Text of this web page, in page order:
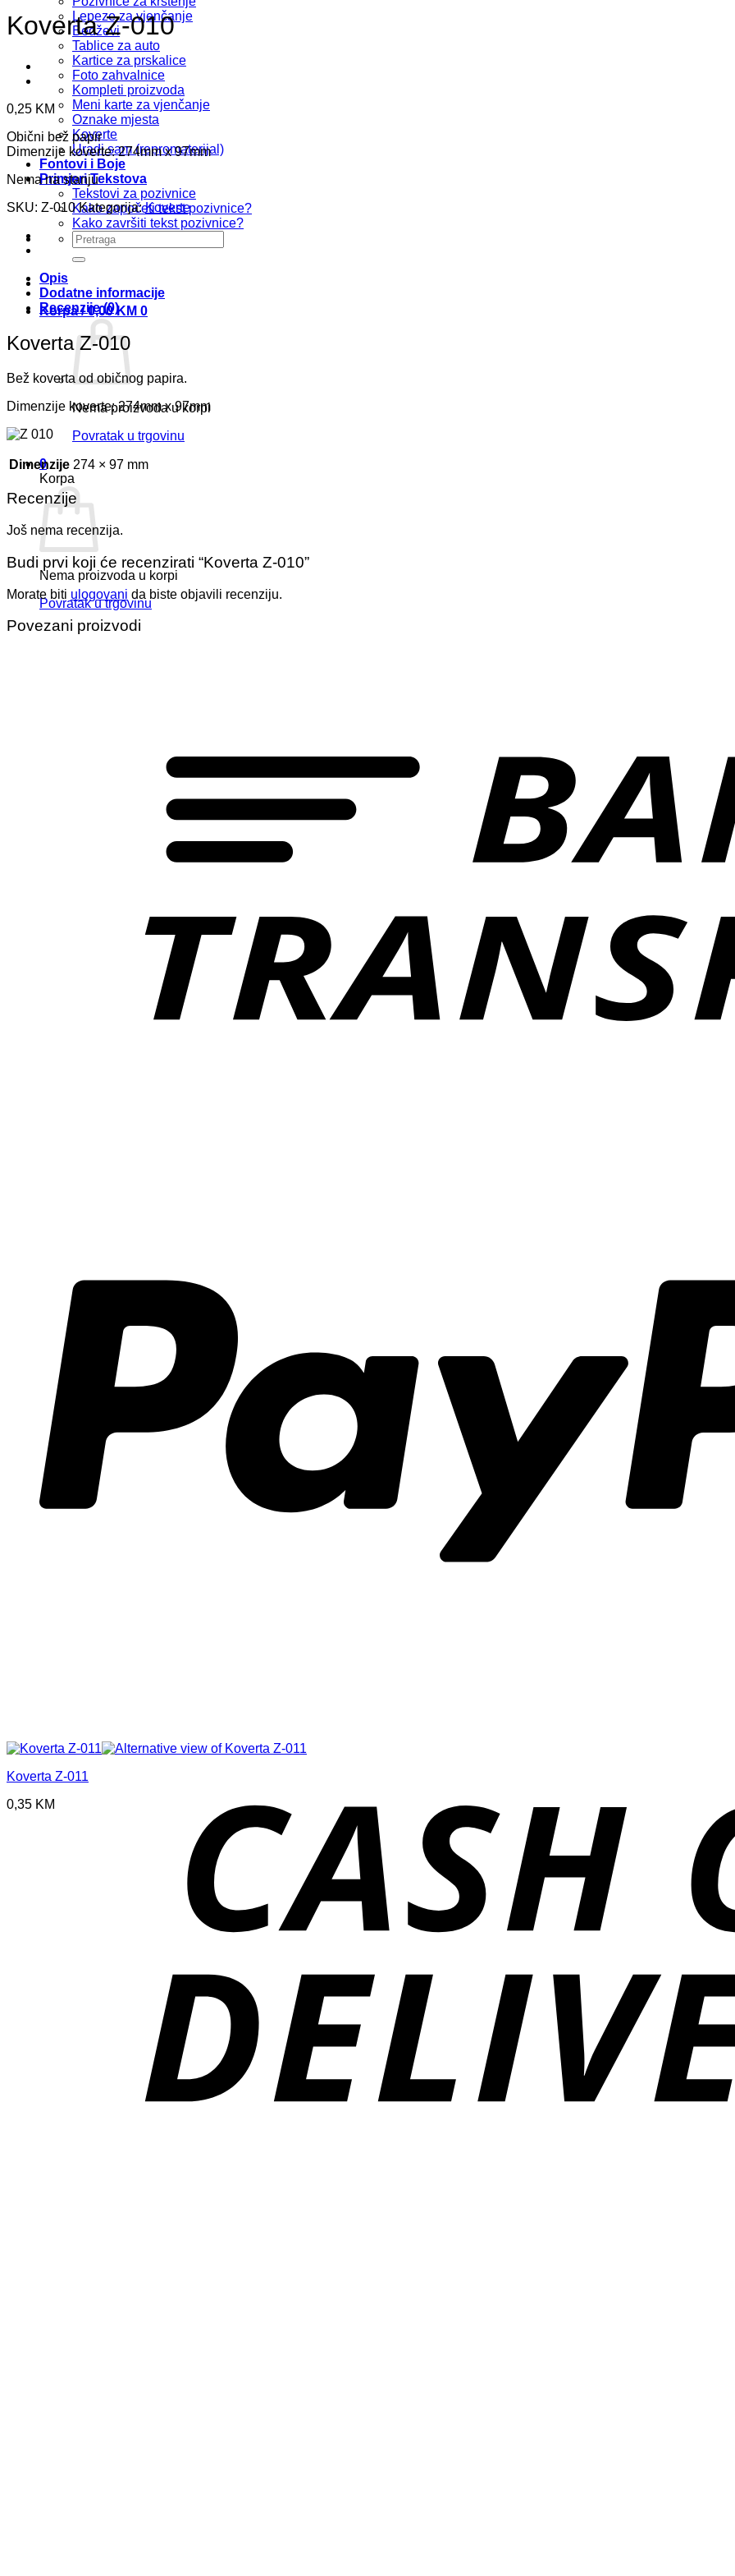
Lepeze za vjenčanje
Bedževi
Tablice za auto
Kartice za prskalice
Foto zahvalnice
Kompleti proizvoda
Meni karte za vjenčanje
Oznake mjesta
Koverte
Uradi sam (repromaterijal)
Fontovi i Boje
Primjeri Tekstova
Tekstovi za pozivnice
Kako započeti tekst pozivnice?
Kako završiti tekst pozivnice?
Pretraži:
Korpa /0,00KM 0
Nema proizvoda u korpi
Povratak u trgovinu
0
Korpa
Nema proizvoda u korpi
Povratak u trgovinu
Koverta Z-010
0,25 KM
Obični bež papir
Dimenzije koverte: 274mm x 97mm
Nema na stanju
SKU: Z-010 Kategorija:Koverte
Opis
Dodatne informacije
Recenzije (0)
Koverta Z-010
Bež koverta od običnog papira.
Dimenzije koverte: 274mm x 97mm
Dimenzije 274 × 97 mm
Recenzije
Još nema recenzija.
Budi prvi koji će recenzirati “Koverta Z-010”
Morate biti ulogovani da biste objavili recenziju.
Povezani proizvodi
Koverta Z-011
0,35 KM